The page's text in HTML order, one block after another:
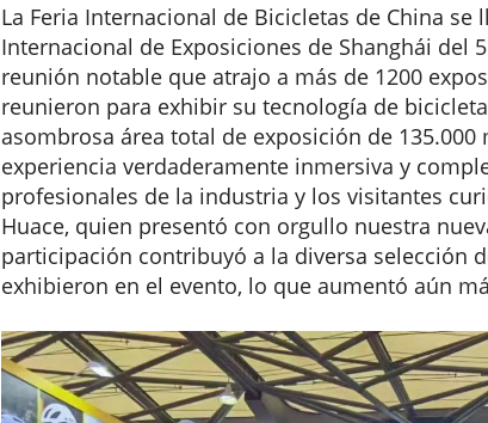
La Feria Internacional de Bicicletas de China
Internacional de Exposiciones de Shanghái del
reunión notable que atrajo a más de 1200
reunieron para exhibir su tecnología de
asombrosa área total de exposición de
experiencia verdaderamente inmersiva y
profesionales de la industria y los visitantes
Huace, quien presentó con orgullo nuestra
participación contribuyó a la diversa selección
exhibieron en el evento, lo que aumentó aún